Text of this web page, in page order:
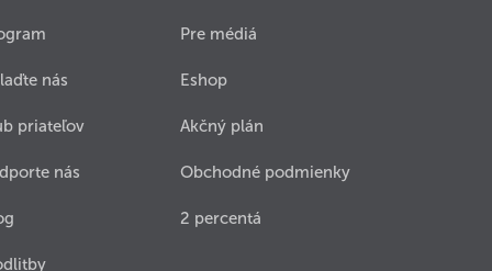
nás
priateľov
nás
Pre médiá
Eshop
Akčný plán
Obchodné podmienky
2 percentá